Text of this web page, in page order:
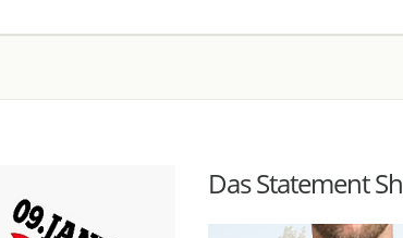
Das Statement